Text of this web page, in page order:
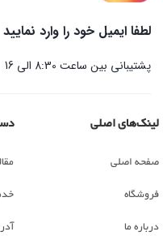
لطفا ایمیل خود را وارد نمایید
پشتیبانی بین ساعت 8:30 الی 16
لینک‌های اصلی
صفحه اصلی
فروشگاه
درباره ما